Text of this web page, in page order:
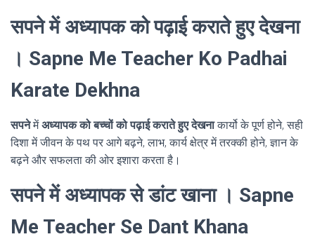
सपने में अध्यापक को पढ़ाई कराते हुए देखना
। Sapne Me Teacher Ko Padhai
Karate Dekhna
सपनेमेंअध्यापक को बच्चों को पढ़ाई कराते हुए देखनाकार्यो के पूर्ण होने, सही
दिशा में जीवन के पथ पर आगे बढ़ने, लाभ, कार्य क्षेत्र में तरक्की होने, ज्ञान के
बढ़ने और सफलता की ओर इशारा करता है।
सपने में अध्यापक से डांट खाना । Sapne
Me Teacher Se Dant Khana